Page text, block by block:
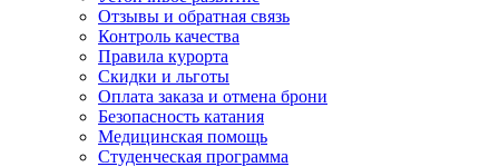
Отзывы и обратная связь
Контроль качества
Правила курорта
Скидки и льготы
Оплата заказа и отмена брони
Безопасность катания
Медицинская помощь
Студенческая программа